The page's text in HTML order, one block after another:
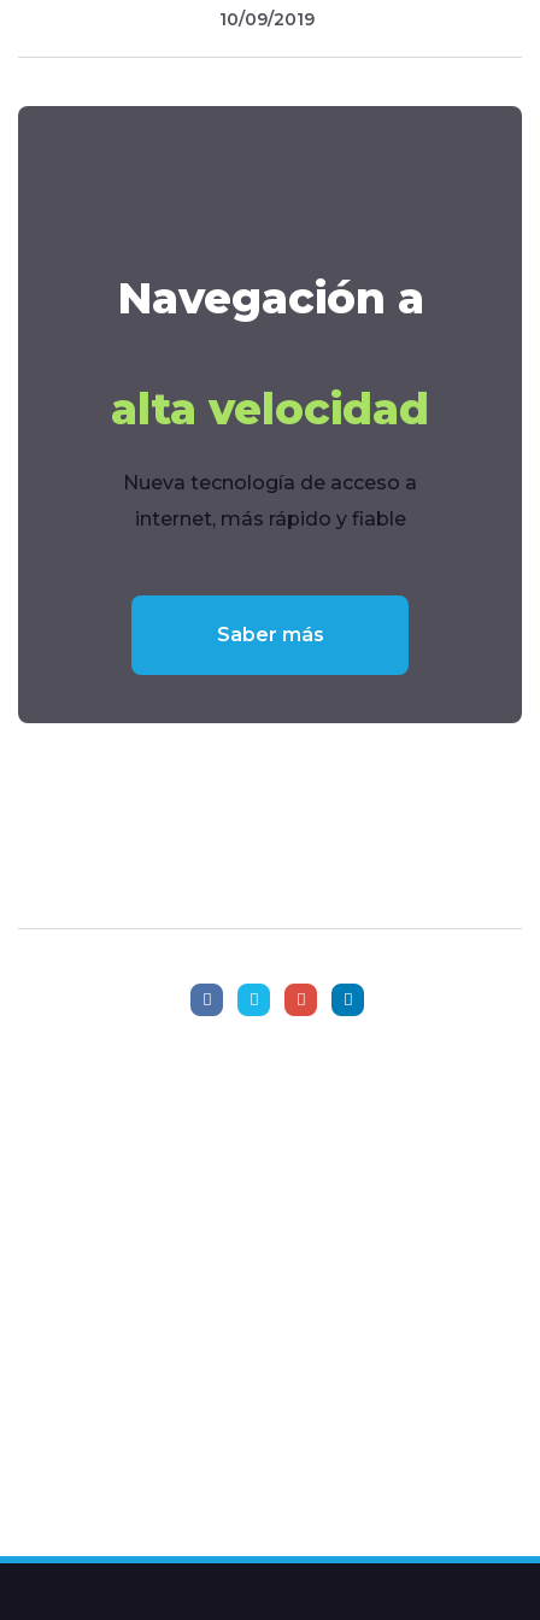
10/09/2019
Navegación a
alta velocidad
Nueva tecnología de acceso a
internet, más rápido y fiable
Saber más